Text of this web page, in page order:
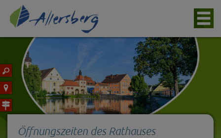
Öffnungszeiten des Rathauses